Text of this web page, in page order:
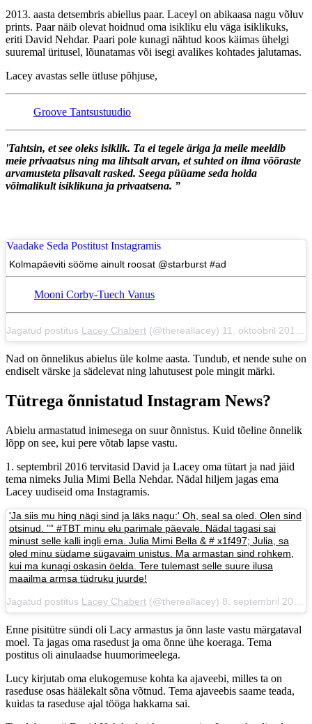
2013. aasta detsembris abiellus paar. Laceyl on abikaasa nagu võluv
prints. Paar näib olevat hoidnud oma isikliku elu väga isiklikuks,
eriti David Nehdar. Paari pole kunagi nähtud koos käimas ühelgi
suuremal üritusel, lõunatamas või isegi avalikes kohtades jalutamas.
Lacey avastas selle ütluse põhjuse,
Groove Tantsustuudio
'Tahtsin, et see oleks isiklik. Ta ei tegele äriga ja meile meeldib
meie privaatsus ning ma lihtsalt arvan, et suhted on ilma võõraste
arvamusteta piisavalt rasked. Seega püüame seda hoida
võimalikult isiklikuna ja privaatsena. ”
Vaadake Seda Postitust Instagramis
Kolmapäeviti sööme ainult roosat @starburst #ad
Mooni Corby-Tuech Vanus
Jagatud postitus Lacey Chabert (@thereallacey) 11. oktoobril 2017 kell 8:23 PDT
Nad on õnnelikus abielus üle kolme aasta. Tundub, et nende suhe on
endiselt värske ja sädelevat ning lahutusest pole mingit märki.
Tütrega õnnistatud Instagram News?
Abielu armastatud inimesega on suur õnnistus. Kuid tõeline õnnelik
lõpp on see, kui pere võtab lapse vastu.
1. septembril 2016 tervitasid David ja Lacey oma tütart ja nad jäid
tema nimeks Julia Mimi Bella Nehdar. Nädal hiljem jagas ema
Lacey uudiseid oma Instagramis.
'Ja siis mu hing nägi sind ja läks nagu:' Oh, seal sa oled. Olen sind
otsinud. ”” #TBT minu elu parimale päevale. Nädal tagasi sai
minust selle kalli ingli ema. Julia Mimi Bella & # x1f497; Julia, sa
oled minu südame sügavaim unistus. Ma armastan sind rohkem,
kui ma kunagi oskasin öelda. Tere tulemast selle suure ilusa
maailma armsa tüdruku juurde!
Jagatud postitus Lacey Chabert (@thereallacey) 8. septembril 2016 kell 13.33 PDT
Enne pisitütre sündi oli Lacy armastus ja õnn laste vastu märgataval
moel. Ta jagas oma rasedust ja oma õnne ühe koeraga. Tema
postitus oli ainulaadse huumorimeelega.
Lucy kirjutab oma elukogemuse kohta ka ajaveebi, milles ta on
raseduse osas häälekalt sõna võtnud. Tema ajaveebis saame teada,
kuidas ta raseduse ajal tööga hakkama sai.